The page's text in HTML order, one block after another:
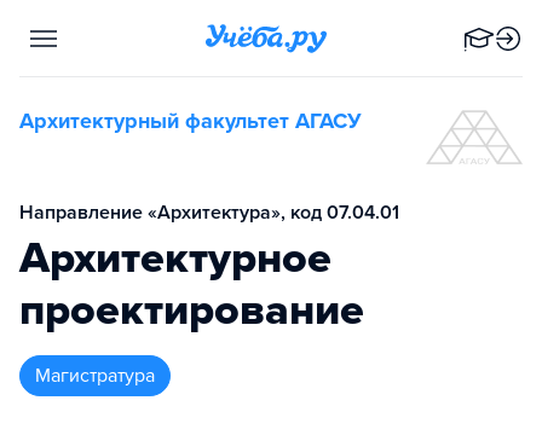
Архитектурный факультет АГАСУ
Направление «Архитектура», код 07.04.01
Архитектурное
проектирование
магистратура